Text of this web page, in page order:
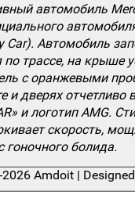
автомобиль
Car). Автомобиль
трассе, на крыше
с оранжевыми
и дверях отчетливо
и логотип AMG.
скорость,
гоночного болида.
Amdoit |